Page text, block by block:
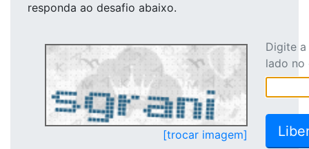
responda ao desafio abaixo.
[trocar imagem]
Digite
lado no